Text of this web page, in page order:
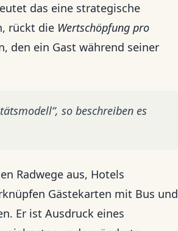
das eine strategische
rückt die Wertschöpfung pro
den ein Gast während seiner
so beschreiben es
Radwege aus, Hotels
Gästekarten mit Bus und
Er ist Ausdruck eines